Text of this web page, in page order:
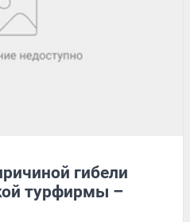
гибели
турфирмы –